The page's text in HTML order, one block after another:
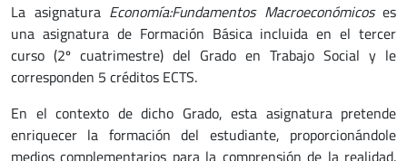
La asignatura Economía:Fundamentos Macroeconómicos es
una asignatura de Formación Básica incluida en el tercer
curso (2º cuatrimestre) del Grado en Trabajo Social y le
corresponden 5 créditos ECTS.
En el contexto de dicho Grado, esta asignatura pretende
enriquecer la formación del estudiante, proporcionándole
medios complementarios para la comprensión de la realidad.